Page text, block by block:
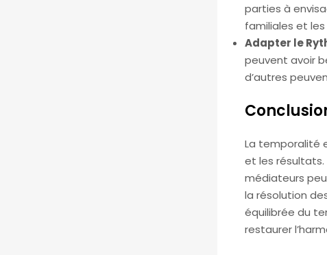
parties à
familiales et
Adapter le
peuvent avoir
d’autres
La temporalité
et les résultats.
médiateurs
la résolution
équilibrée du
restaurer